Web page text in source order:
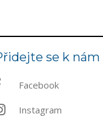
se k nám
Facebook
Instagram